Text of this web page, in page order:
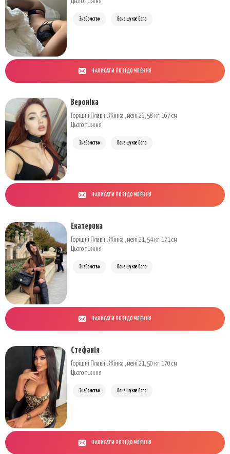
Знайомство Вона шукає його
НАПИСАТИ ПОВІДОМЛЕННЯ
Вероніка
Горішні Плавні. Жінка , мені 26, 58 кг, 167 см
Цього тижня
Знайомство Вона шукає його
НАПИСАТИ ПОВІДОМЛЕННЯ
Екатерина
Горішні Плавні. Жінка , мені 21, 54 кг, 171 см
Цього тижня
Знайомство Вона шукає його
НАПИСАТИ ПОВІДОМЛЕННЯ
Стефанія
Горішні Плавні. Жінка , мені 21, 50 кг, 170 см
Цього тижня
Знайомство Вона шукає його
НАПИСАТИ ПОВІДОМЛЕННЯ